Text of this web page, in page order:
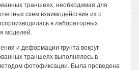
траншеях, необходимая для
схем взаимодействия их с
в лабораторных
моделей.
и деформации грунта вокруг
траншеях выполнялось в
фотофиксации. Была проведена